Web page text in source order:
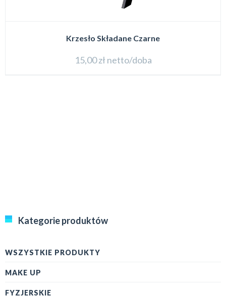
Krzesło Składane Czarne
15,00zł netto/doba
Kategorie produktów
WSZYSTKIE PRODUKTY
MAKE UP
FYZJERSKIE